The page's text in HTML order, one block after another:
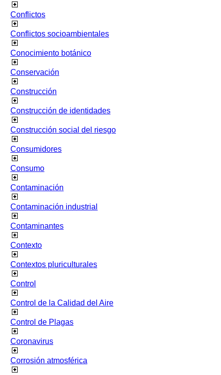
Conflictos
Conflictos socioambientales
Conocimiento botánico
Conservación
Construcción
Construcción de identidades
Construcción social del riesgo
Consumidores
Consumo
Contaminación
Contaminación industrial
Contaminantes
Contexto
Contextos pluriculturales
Control
Control de la Calidad del Aire
Control de Plagas
Coronavirus
Corrosión atmosférica